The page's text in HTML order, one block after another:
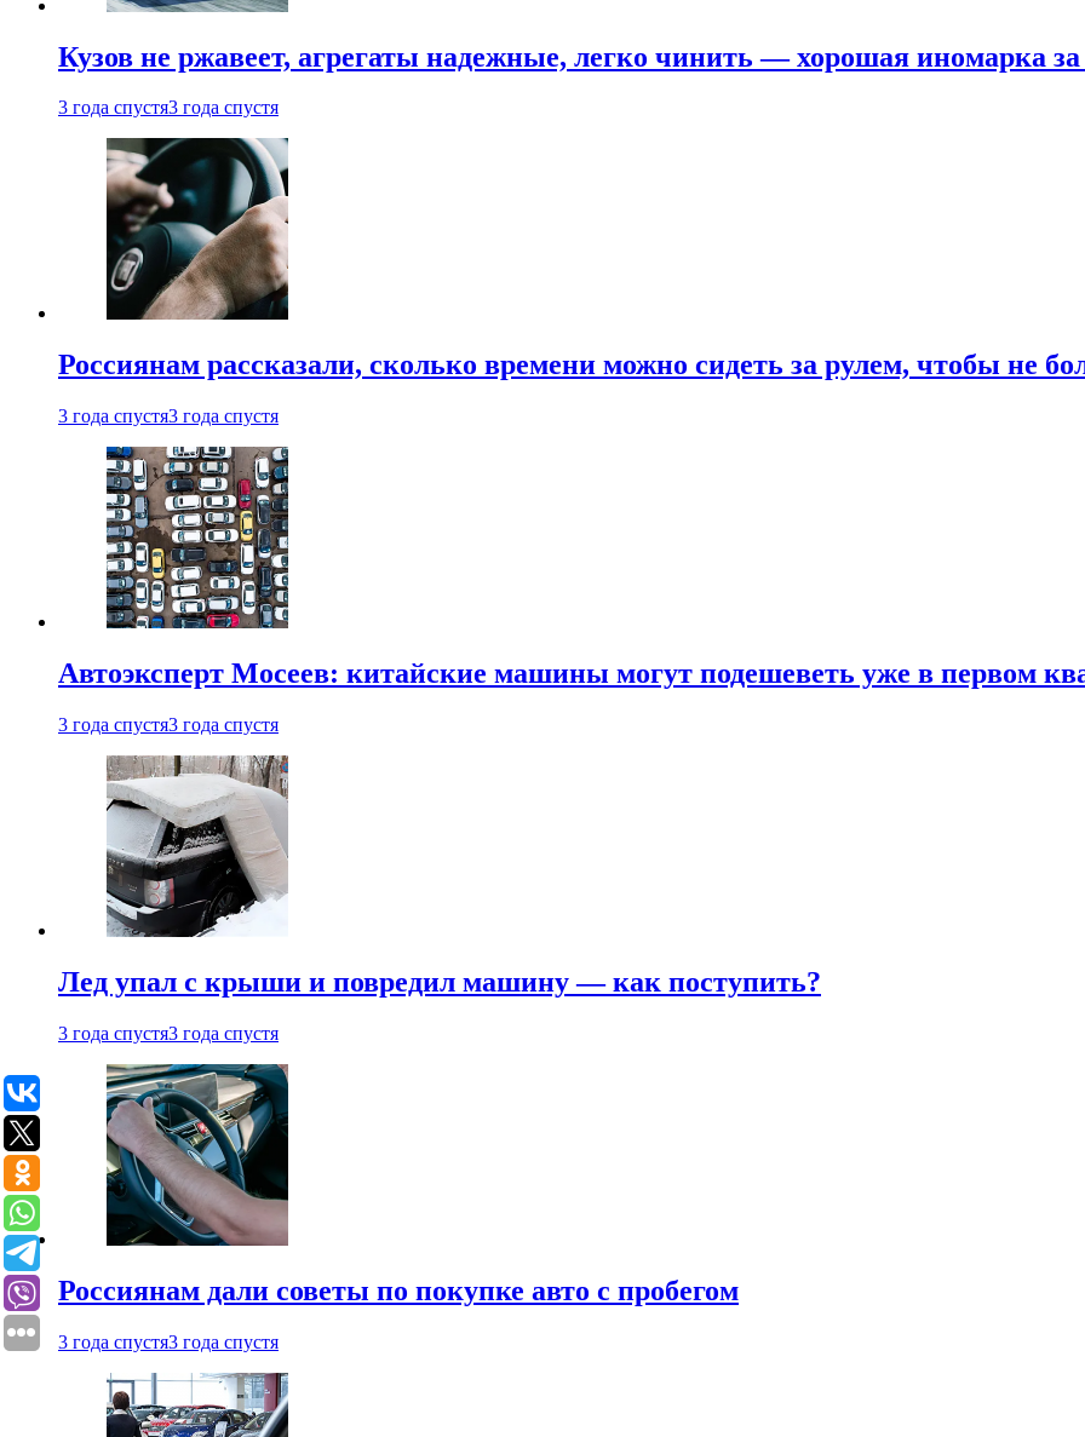
Кузов не ржавеет, агрегаты надежные, легко чинить — хорошая иномарка за
3 года спустя3 года спустя
Россиянам рассказали, сколько времени можно сидеть за рулем, чтобы не
3 года спустя3 года спустя
Автоэксперт Мосеев: китайские машины могут подешеветь уже в первом
3 года спустя3 года спустя
Лед упал с крыши и повредил машину — как поступить?
3 года спустя3 года спустя
Россиянам дали советы по покупке авто с пробегом
3 года спустя3 года спустя